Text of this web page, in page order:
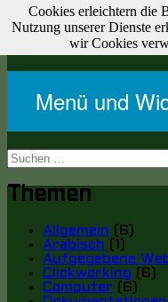
Zum
Inhalt
springen
Websites & Journale
Zu meinen Websites
Menü und
Suche
nach:
Themen
Allgemein (6)
Arabisch (1)
Aufgegebene
Clickworking (6)
Computer (6)
Cookies erleichtern die
Nutzung unserer Dienste
wir Cookies